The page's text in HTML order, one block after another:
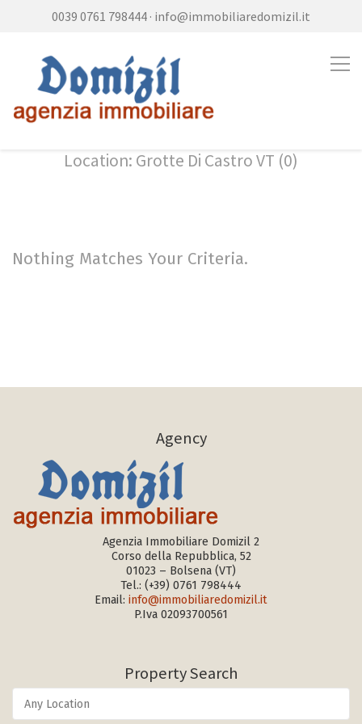
0039 0761 798444 · info@immobiliaredomizil.it
Location: Grotte Di Castro VT (0)
Nothing Matches Your Criteria.
Agency
Agenzia Immobiliare Domizil 2
Corso della Repubblica, 52
01023 – Bolsena (VT)
Tel.: (+39) 0761 798444
Email: info@immobiliaredomizil.it
P.Iva 02093700561
Property Search